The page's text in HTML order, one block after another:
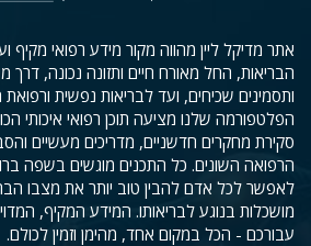
אתר מדיקל ליין מהווה מקור מידע רפואי מקיף
הבריאות, החל מאורח חיים ותזונה נכונה, דרך
ותסמינים שכיחים, ועד לבריאות נפשית
הפלטפורמה שלנו מציעה תוכן רפואי איכותי
סקירת מחקרים חדשניים, מדריכים מעשיים
הרפואה השונים. כל התכנים מוגשים בשפה
לאפשר לכל אדם להבין טוב יותר את מצבו
מושכלות בנוגע לבריאותו. המידע המקיף,
עבורכם - הכל במקום אחד, מהימן וזמין לכולם.